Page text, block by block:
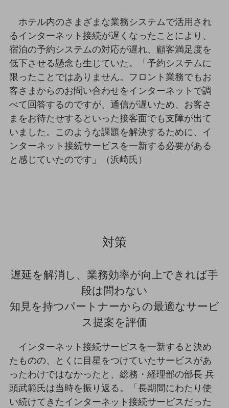
旬な話題やお役立ち資料などDXの課題を
解決するヒントをお届けする記事サイト
新着記事
お役立ち資料ダウンロード
トレンド記事特集
IT用語集
中堅中小企業向け
サービス・ソリューション
課題やニーズに合ったサービスをご紹介し、
中堅中小企業のビジネスをサポート！
お悩みから見つける
お悩みから見つけるTOP
ネットワーク
業界から見つけるTOP
小売・卸売業
建設業
地域産業
その他の業界はこちら
ゲーム感覚で見つける
ビジネスお悩み診断
ホテル内のさまざまな業務システムで活用され
るインターネット接続が遅くなったことにより、
宿泊の予約システムの対応が遅れ、顧客満足度を
低下させる懸念も生じていた。「予約システムに
限ったことではありません。フロント業務でもお
客さまからのお問い合わせをインターネットで調
べて回答するのですが、通信が遅いため、お客さ
まをお待たせするといった接客面でも支障が出て
いました。このような課題を解決するために、イ
ンターネット接続サービスを一新する必要がある
と感じていたのです」（浜崎氏）
対策
遅延を解消し、業務効率が向上できれば手
段は問わない
知見を持つパートナーからの最適なサービ
ス提案を評価
インターネット接続サービスを一新すると決め
たものの、とくに目星をつけていたサービスがあ
ったわけではなかったと、総務・経理部の部長 兵
頭武範氏は当時を振り返る。「長期間にわたり使
い続けてきたインターネット接続サービスだった